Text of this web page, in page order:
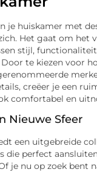
je huiskamer met
Het gaat om het
stijl,
te kiezen voor
creëer je een
comfortabel en
Nieuwe Sfeer
een uitgebreide
die perfect
je nu op zoek bent